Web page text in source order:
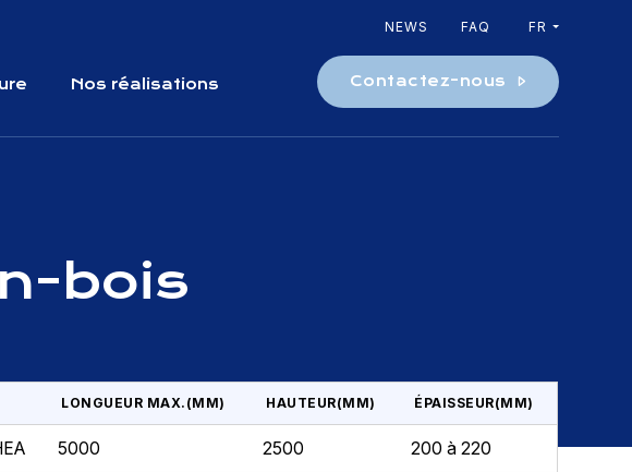
NEWS FAQ FR
Nos réalisations Contactez-nous
bois
LONGUEUR MAX.(MM) HAUTEUR(MM) ÉPAISSEUR(MM)
5000 2500 200 à 220